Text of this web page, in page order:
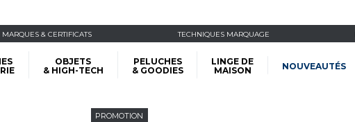
MARQUES & CERTIFICATS TECHNIQUES MARQUAGE
OBJETS
& HIGH-TECH
PELUCHES
& GOODIES
LINGE DE
MAISON
NOUVEAUTÉS
PROMOTION